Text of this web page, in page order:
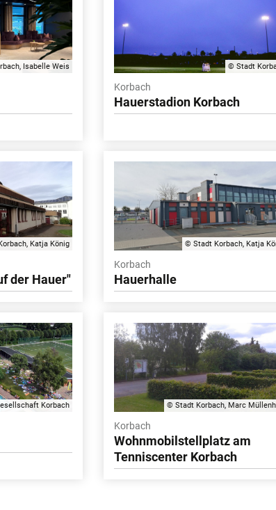
Isabelle Weis © Stadt
Korbach
Hauerstadion Korbach
Katja König
der Hauer"
© Stadt Korbach, Katja
Korbach
Hauerhalle
Korbach © Stadt Korbach, Marc
Korbach
Wohnmobilstellplatz am
Tenniscenter Korbach